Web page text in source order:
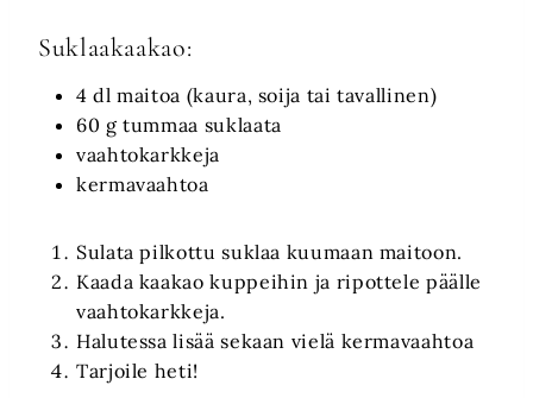
Suklaakaakao:
4 dl maitoa (kaura, soija tai tavallinen)
60 g tummaa suklaata
vaahtokarkkeja
kermavaahtoa
Sulata pilkottu suklaa kuumaan maitoon.
Kaada kaakao kuppeihin ja ripottele päälle
vaahtokarkkeja.
Halutessa lisää sekaan vielä kermavaahtoa
Tarjoile heti!